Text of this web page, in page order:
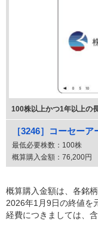
100株以上かつ1年以上の
［3246］コーセーア
最低必要株数： 100株
概算購入金額： 76,200円
概算購入金額は、各銘
2026年1月9日の終値を
経費につきましては、